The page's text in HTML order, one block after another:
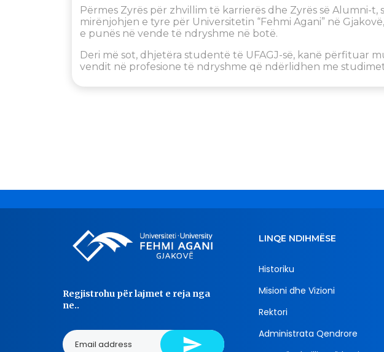
Përmes Zyrës për zhvillim të karrierës dhe Zyrës së Alumni-
mirënjohjen e tyre për Universitetin “Fehmi Agani” në
e punës në vende të ndryshme në botë.
Deri më sot, dhjetëra studentë të UFAGJ-së, kanë përfituar
vendit në profesione të ndryshme që ndërlidhen me
Regjistrohu për lajmet e reja nga
ne..
LINQE NDIHMËSE
Historiku
Misioni dhe Vizioni
Rektori
Administrata Qendrore